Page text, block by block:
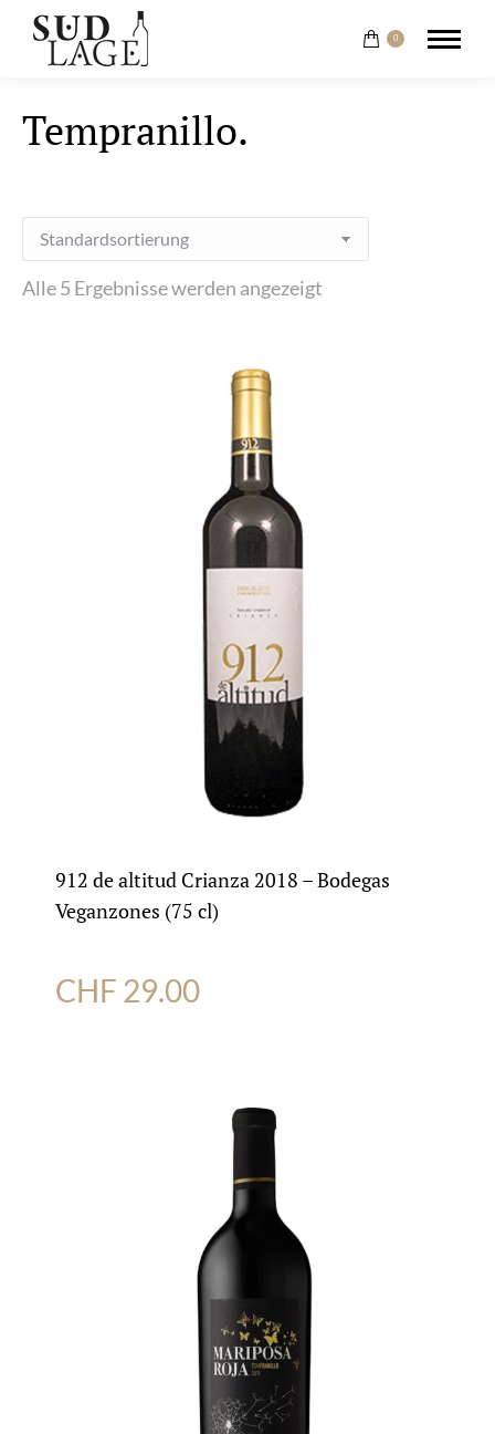
0
Tempranillo.
Alle 5 Ergebnisse werden angezeigt
912 de altitud Crianza 2018 – Bodegas
Veganzones (75 cl)
CHF 29.00